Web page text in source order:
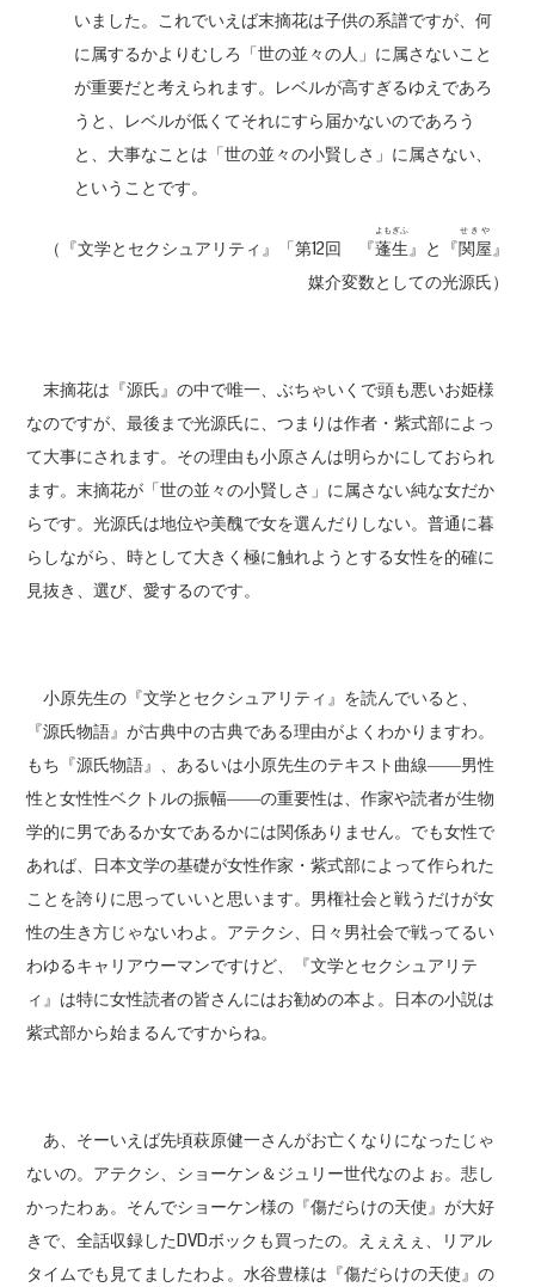
いました。これでいえば末摘花は子供の系譜ですが、何
に属するかよりむしろ「世の並々の人」に属さないこと
が重要だと考えられます。レベルが高すぎるゆえであろ
うと、レベルが低くてそれにすら届かないのであろう
と、大事なことは「世の並々の小賢しさ」に属さない、
ということです。
（『文学とセクシュアリティ』「第12回 『蓬生
よもぎふ
』と『関屋
せきや
』
媒介変数としての光源氏）
末摘花は『源氏』の中で唯一、ぶちゃいくで頭も悪いお姫様
なのですが、最後まで光源氏に、つまりは作者・紫式部によっ
て大事にされます。その理由も小原さんは明らかにしておられ
ます。末摘花が「世の並々の小賢しさ」に属さない純な女だか
らです。光源氏は地位や美醜で女を選んだりしない。普通に暮
らしながら、時として大きく極に触れようとする女性を的確に
見抜き、選び、愛するのです。
小原先生の『文学とセクシュアリティ』を読んでいると、
『源氏物語』が古典中の古典である理由がよくわかりますわ。
もち『源氏物語』、あるいは小原先生のテキスト曲線――男性
性と女性性ベクトルの振幅――の重要性は、作家や読者が生物
学的に男であるか女であるかには関係ありません。でも女性で
あれば、日本文学の基礎が女性作家・紫式部によって作られた
ことを誇りに思っていいと思います。男権社会と戦うだけが女
性の生き方じゃないわよ。アテクシ、日々男社会で戦ってるい
わゆるキャリアウーマンですけど、『文学とセクシュアリテ
ィ』は特に女性読者の皆さんにはお勧めの本よ。日本の小説は
紫式部から始まるんですからね。
あ、そーいえば先頃萩原健一さんがお亡くなりになったじゃ
ないの。アテクシ、ショーケン＆ジュリー世代なのよぉ。悲し
かったわぁ。そんでショーケン様の『傷だらけの天使』が大好
きで、全話収録したDVDボックも買ったの。えぇえぇ、リアル
タイムでも見てましたわよ。水谷豊様は『傷だらけの天使』の